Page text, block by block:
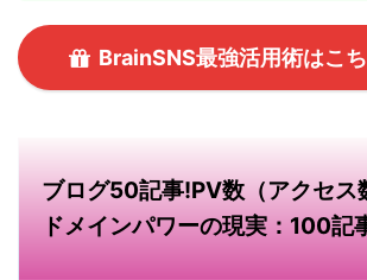
BrainSNS最強活用術はこ
ブログ50記事!PV数（アクセス
ドメインパワーの現実：100記